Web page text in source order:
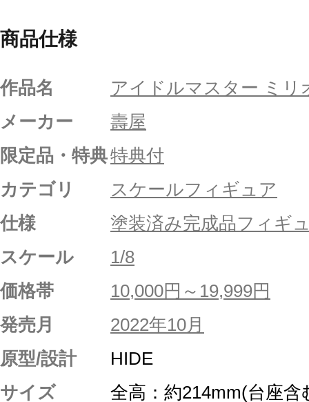
商品仕様
作品名
アイドルマスター ミリ
メーカー
壽屋
限定品・特典特典付
カテゴリ
スケールフィギュア
仕様
塗装済み完成品フィギ
スケール
1/8
価格帯
10,000円～19,999円
発売月
2022年10月
原型/設計
HIDE
サイズ
全高：約214mm(台座含